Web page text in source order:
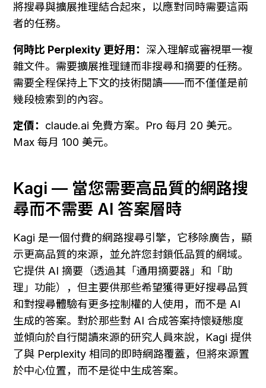
將搜尋與擴展推理結合起來，以應對同時需要這兩
者的任務。
何時比 Perplexity 更好用： 深入理解或審視單一複
雜文件。需要擴展推理鏈而非搜尋和摘要的任務。
需要全程保持上下文的技術閱讀——而不僅僅是前
幾段檢索到的內容。
定價： claude.ai 免費方案。Pro 每月 20 美元。
Max 每月 100 美元。
Kagi — 當您需要高品質的網路搜
尋而不需要 AI 答案層時
Kagi 是一個付費的網路搜尋引擎，它移除廣告，顯
示更高品質的來源，並允許您封鎖低品質的網域。
它提供 AI 摘要（透過其「通用摘要器」和「助
理」功能），但主要供那些希望獲得更好搜尋品質
和對搜尋體驗有更多控制權的人使用，而不是 AI
生成的答案。對於那些對 AI 合成答案持懷疑態度
並傾向於自行閱讀來源的研究人員來說，Kagi 提供
了與 Perplexity 相同的即時網路覆蓋，但將來源置
於中心位置，而不是從中生成答案。